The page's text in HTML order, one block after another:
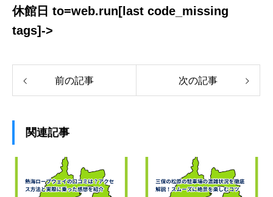
休館日 to=web.run[last code_missing
tags]->
前の記事 次の記事
関連記事